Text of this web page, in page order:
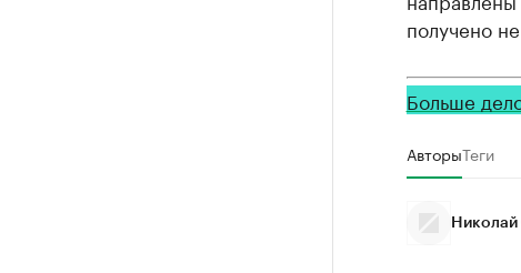
получено
Больше
АвторыТеги